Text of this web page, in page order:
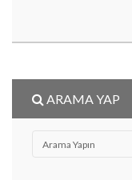
ARAMA YAP